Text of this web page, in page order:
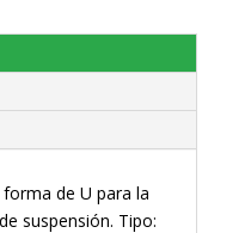
de U para la
suspensión. Tipo: